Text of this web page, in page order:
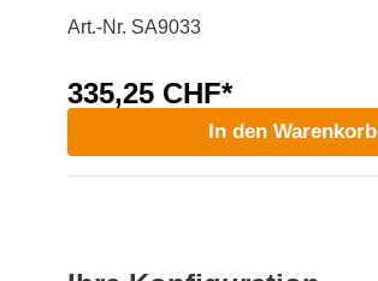
Art.-Nr. SA9033
335,25 CHF*
In den Warenkorb